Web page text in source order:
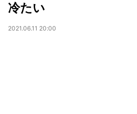
冷たい
2021.06.11 20:00